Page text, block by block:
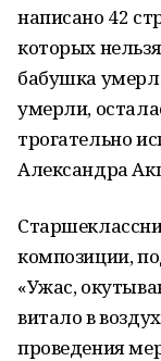
написано 42
которых
бабушка
умерли,
трогательно
Александра
композиции,
«Ужас,
витало в
проведения